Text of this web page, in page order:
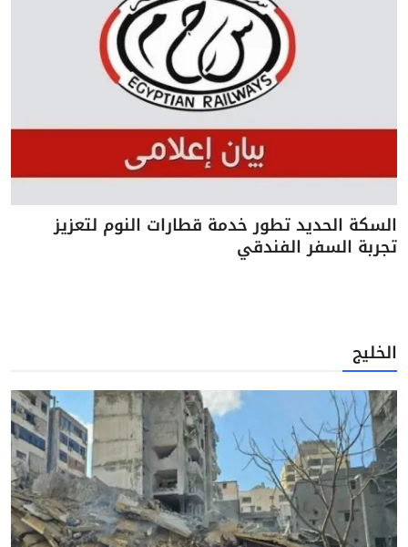
السكة الحديد تطور خدمة قطارات النوم لتعزيز
تجربة السفر الفندقي
الخليج